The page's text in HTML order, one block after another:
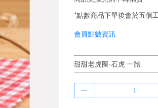
*點數商品下單後會於五個
會員點數資訊